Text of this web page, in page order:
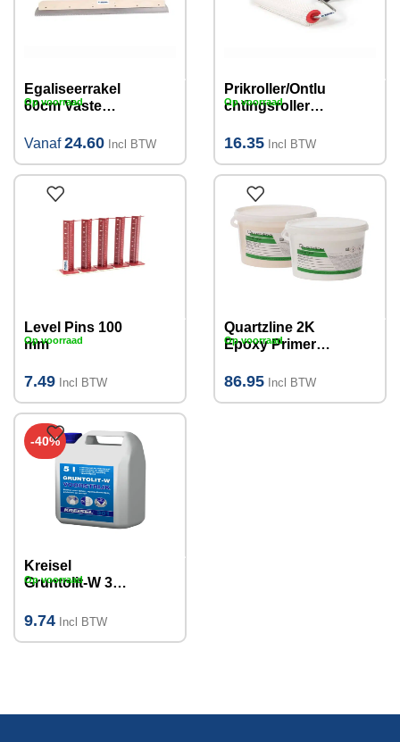
Egaliseerrakel
60cm Vaste
(verschillende
Vanaf24.60 Incl BTW
Op voorraad
Prikroller/Ontlu
chtingsroller
pinhoogte
16.35 Incl BTW
Op voorraad
Level Pins 100
mm
7.49 Incl BTW
Op voorraad
Quartzline 2K
Epoxy Primer
86.95 Incl BTW
Op voorraad
-40%
Kreisel
Gruntolit-W 301
9.74 Incl BTW
Op voorraad